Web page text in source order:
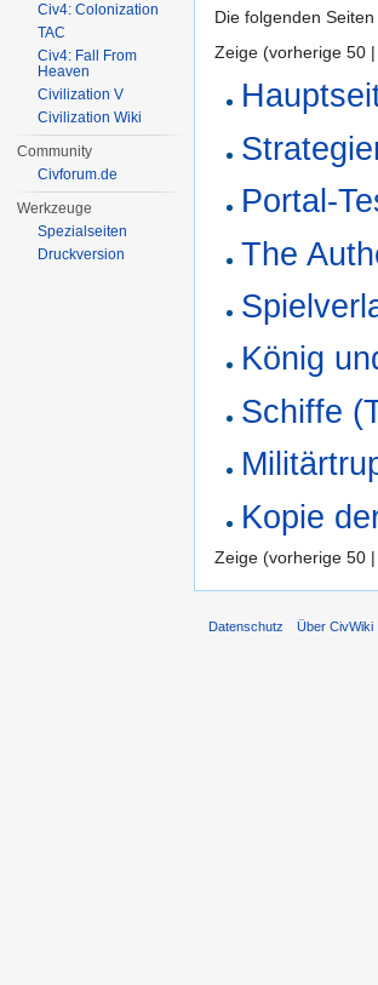
Die folgenden
Zeige (vorherige 50
Portal-
The
König
Schiffe
Kopie
Zeige (vorherige 50
Civ4: Colonization
TAC
Civ4: Fall From
Heaven
Civilization V
Civilization Wiki
Community
Civforum.de
Werkzeuge
Spezialseiten
Druckversion
Datenschutz Über CivWiki